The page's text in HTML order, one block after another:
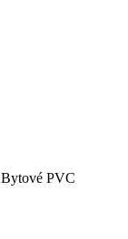
Bytové PVC